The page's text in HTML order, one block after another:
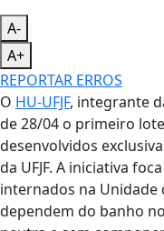
A-
A+
REPORTAR ERROS
O HU-UFJF, integrante
de 28/04 o primeiro
desenvolvidos
da UFJF. A iniciativa
internados na Unidade
dependem do banho